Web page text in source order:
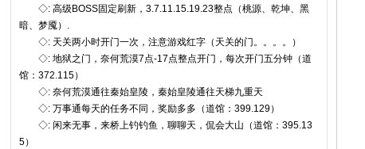
◇: 高级BOSS固定刷新，3.7.11.15.19.23整点（桃源、乾坤、黑
暗、梦魇）.
◇: 天关两小时开门一次，注意游戏红字（天关的门。。。。）
◇: 地狱之门，奈何荒漠7点-17点整点开门，每次开门五分钟（道
馆：372.115）
◇: 奈何荒漠通往秦始皇陵，秦始皇陵通往天梯九重天
◇: 万事通每天的任务不同，奖励多多（道馆：399.129）
◇: 闲来无事，来桥上钓钓鱼，聊聊天，侃会大山（道馆：395.13
5）